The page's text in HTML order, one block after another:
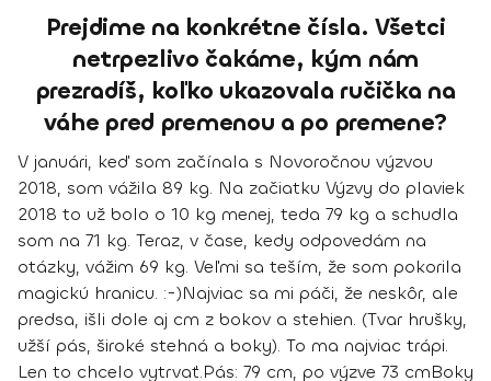
Prejdime na konkrétne čísla. Všetci
netrpezlivo čakáme, kým nám
prezradíš, koľko ukazovala ručička na
váhe pred premenou a po premene?
V januári, keď som začínala s Novoročnou výzvou
2018, som vážila 89 kg. Na začiatku Výzvy do plaviek
2018 to už bolo o 10 kg menej, teda 79 kg a schudla
som na 71 kg. Teraz, v čase, kedy odpovedám na
otázky, vážim 69 kg. Veľmi sa teším, že som pokorila
magickú hranicu. :-)Najviac sa mi páči, že neskôr, ale
predsa, išli dole aj cm z bokov a stehien. (Tvar hrušky,
užší pás, široké stehná a boky). To ma najviac trápi.
Len to chcelo vytrvať.Pás: 79 cm, po výzve 73 cmBoky